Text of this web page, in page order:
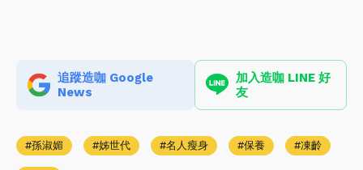
追蹤造咖 Google
News
加入造咖 LINE 好
友
孫淑媚 姊世代 名人瘦身 保養 凍齡